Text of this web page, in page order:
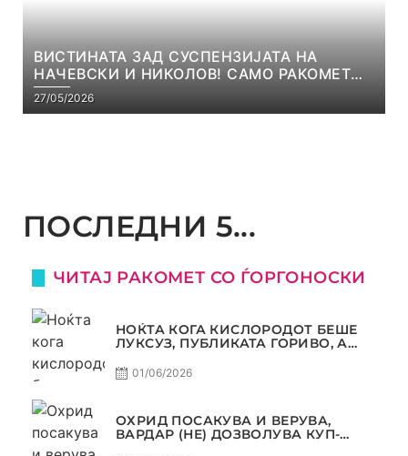
ВИСТИНАТА ЗАД СУСПЕНЗИЈАТА НА
НАЧЕВСКИ И НИКОЛОВ! САМО РАКОМЕТ
С5Е8
27/05/2026
ПОСЛЕДНИ 5...
ЧИТАЈ РАКОМЕТ СО ЃОРГОНОСКИ
НОЌТА КОГА КИСЛОРОДОТ БЕШЕ
ЛУКСУЗ, ПУБЛИКАТА ГОРИВО, А
01/06/2026
ОХРИД ПОСАКУВА И ВЕРУВА,
ВАРДАР (НЕ) ДОЗВОЛУВА КУП-